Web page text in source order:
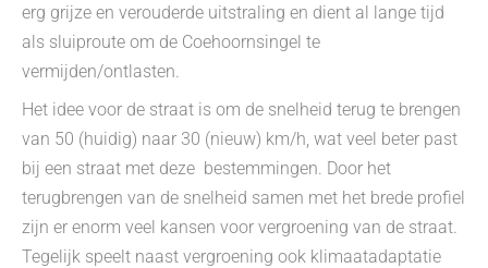
erg grijze en verouderde uitstraling en dient al lange tijd
als sluiproute om de Coehoornsingel te
vermijden/ontlasten.
Het idee voor de straat is om de snelheid terug te brengen
van 50 (huidig) naar 30 (nieuw) km/h, wat veel beter past
bij een straat met deze bestemmingen. Door het
terugbrengen van de snelheid samen met het brede profiel
zijn er enorm veel kansen voor vergroening van de straat.
Tegelijk speelt naast vergroening ook klimaatadaptatie